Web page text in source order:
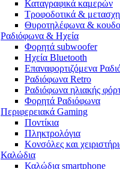
Καταγραφικά καμερών
Τροφοδοτικά &
Θυροτηλέφωνα &
Ραδιόφωνα & Ηχεία
Φορητά subwoofer
Ηχεία Bluetooth
Επαναφορτιζόμενα
Ραδιόφωνα Retro
Ραδιόφωνα ηλιακής
Φορητά Ραδιόφωνα
Περιφερειακά Gaming
Ποντίκια
Πληκτρολόγια
Κονσόλες και
Καλώδια
Καλώδια smartphone